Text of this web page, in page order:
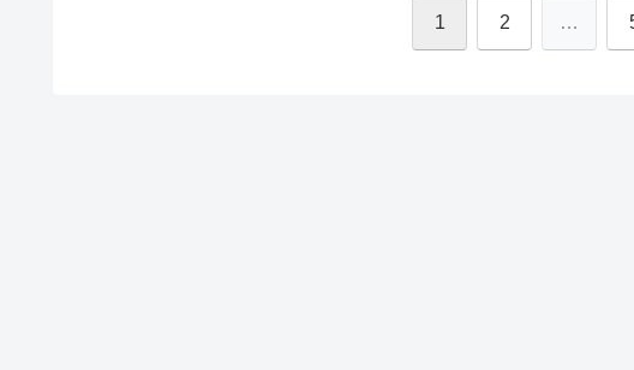
1 2 …